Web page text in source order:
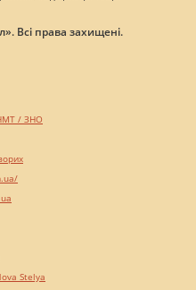
Всі права захищені.
/ ЗНО
Stelya